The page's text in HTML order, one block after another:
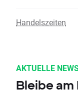
Handelszeiten
AKTUELLE
Bleibe am